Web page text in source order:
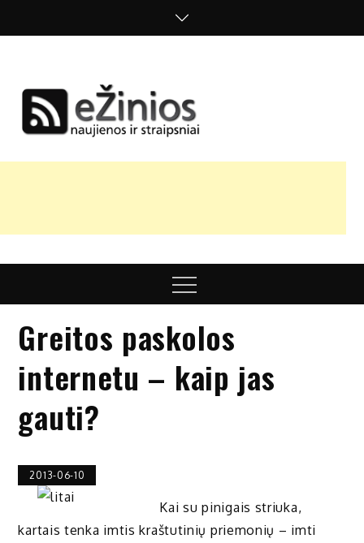
nuomonės
Menu
Greitos paskolos
internetu – kaip jas
gauti?
2013-06-10
Kai su pinigais striuka,
kartais tenka imtis kraštutinių priemonių – imti